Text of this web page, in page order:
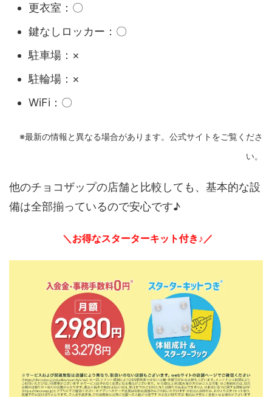
更衣室：〇
鍵なしロッカー：〇
駐車場：×
駐輪場：×
WiFi：〇
※最新の情報と異なる場合があります。公式サイトをご覧くださ
い。
他のチョコザップの店舗と比較しても、基本的な設
備は全部揃っているので安心です♪
＼お得なスターターキット付き♪／